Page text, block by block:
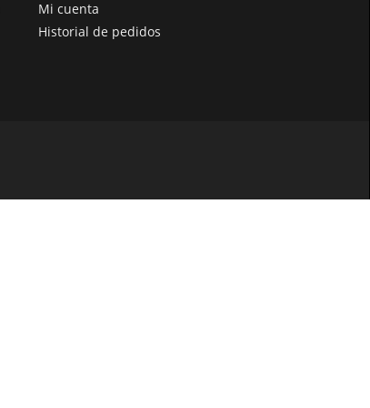
Mi cuenta
Historial de pedidos